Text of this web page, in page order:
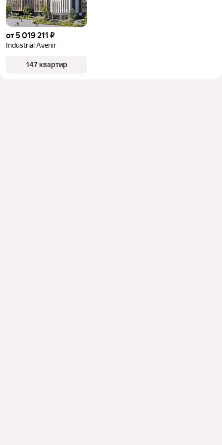
от 5 019 211 ₽
Industrial Avenir
147 квартир